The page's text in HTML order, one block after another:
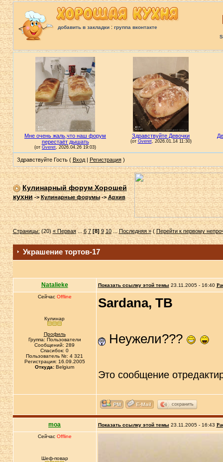
добавить в закладки: группа вконтакте
Здравствуйте Гость ( Вход| Регистрация)
Кулинарный форум Хорошей
кухни->Кулинарные форумы->Архив
Страницы:(20)« Первая...6 7 [8] 9 10...Последняя »( Перейти к первому
Украшение тортов-17
Natalieke Показать ссылку этой темы 23.11.2005 - 16:40
Сейчас Offline
Кулинар
Профиль
Группа: Пользователи
Сообщений: 289
Спасибок: 0
Пользователь №: 4 321
Регистрация: 16.09.2005
Откуда: Belgium
Sardana, TB
Неужели???
Это сообщение
сохранить
moa Показать ссылку этой темы 23.11.2005 - 16:43
Сейчас Offline
Шеф-повар